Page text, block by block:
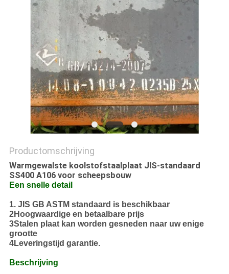
Productomschrijving
Warmgewalste koolstofstaalplaat JIS-standaard
SS400 A106 voor scheepsbouw
Een snelle detail
1. JIS GB ASTM standaard is beschikbaar
2Hoogwaardige en betaalbare prijs
3Stalen plaat kan worden gesneden naar uw enige
grootte
4Leveringstijd garantie.
Beschrijving